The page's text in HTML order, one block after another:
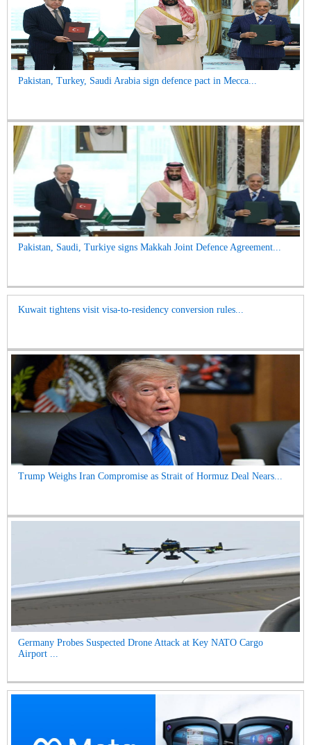
Pakistan, Turkey, Saudi Arabia sign defence pact in Mecca...
Pakistan, Saudi, Turkiye signs Makkah Joint Defence Agreement...
Kuwait tightens visit visa-to-residency conversion rules...
Trump Weighs Iran Compromise as Strait of Hormuz Deal Nears...
Germany Probes Suspected Drone Attack at Key NATO Cargo
Airport ...